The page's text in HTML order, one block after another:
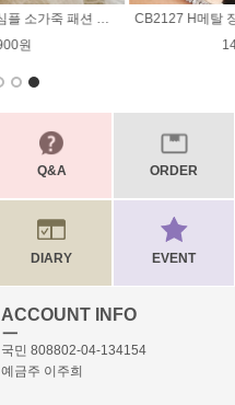
CB2126 상달 골드 메탈 포인트 소가죽 팔찌 / 4컬러
Q&A ORDER
DIARY EVENT
ACCOUNT INFO
ㅡ
국민 808802-04-134154
예금주 이주희